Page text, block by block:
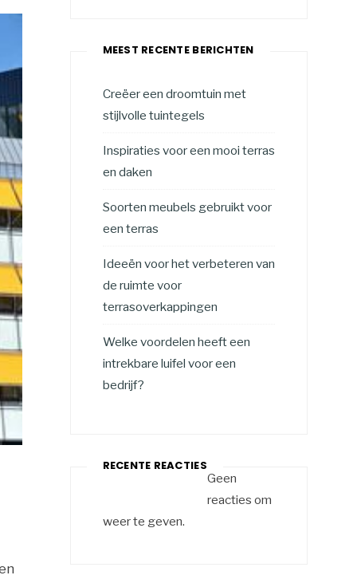
MEEST RECENTE BERICHTEN
Creëer een droomtuin met
stijlvolle tuintegels
Inspiraties voor een mooi terras
en daken
Soorten meubels gebruikt voor
een terras
Ideeën voor het verbeteren van
de ruimte voor
terrasoverkappingen
Welke voordelen heeft een
intrekbare luifel voor een
bedrijf?
RECENTE REACTIES
Geen
reacties om
weer te geven.